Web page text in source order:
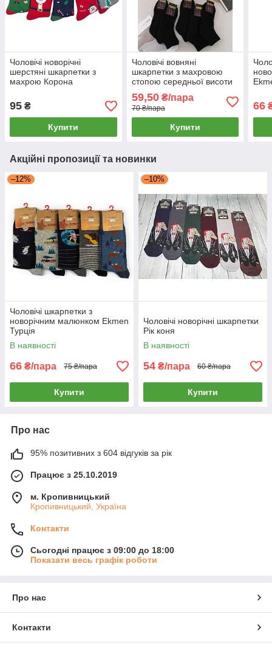
Чоловічі новорічні
шерстяні шкарпетки з
махрою Корона
95 ₴
Купити
Чоловічі вовняні
шкарпетки з махровою
стопою середньої висоти
59,50₴/пара
70 ₴/пара
Купити
66
Акційні пропозиції та новинки
–12%
Чоловічі шкарпетки з
новорічним малюнком Ekmen
Турція
В наявності
66 ₴/пара 75 ₴/пара
Купити
–10%
Чоловічі новорічні шкарпетки
Рік коня
В наявності
54 ₴/пара 60 ₴/пара
Купити
Про нас
95% позитивних з 604 відгуків за рік
Працює з 25.10.2019
м. Кропивницький
Кропивницький, Україна
Контакти
Сьогодні працює з 09:00 до 18:00
Показати весь графік роботи
Про нас
Контакти